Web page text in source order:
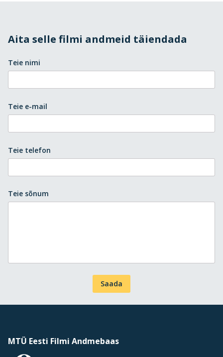
Aita selle filmi andmeid täiendada
Teie nimi
Teie e-mail
Teie telefon
Teie sõnum
Saada
MTÜ Eesti Filmi Andmebaas